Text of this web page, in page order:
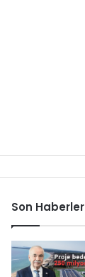
Son Haberler